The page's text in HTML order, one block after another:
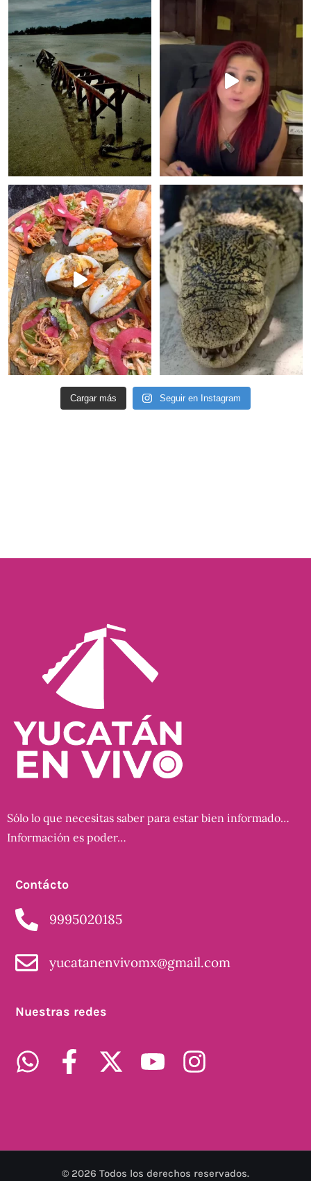
Cargar más Seguir en Instagram
Sólo lo que necesitas saber para estar bien informado…
Información es poder…
Contácto
9995020185
yucatanenvivomx@gmail.com
Nuestras redes
© 2026 Todos los derechos reservados.